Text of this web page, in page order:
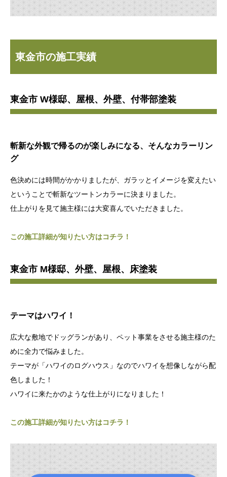
東金市の施工実績
東金市 W様邸、屋根、外壁、付帯部塗装
斬新な外観で帰るのが楽しみになる、そんなカラーリン
グ
色決めには時間がかかりましたが、ガラッとイメージを変えたい
ということで斬新なツートンカラーに決まりました。
仕上がりを見て施主様には大変喜んでいただきました。
この施工詳細が知りたい方はコチラ！
東金市 M様邸、外壁、屋根、床塗装
テーマはハワイ！
広大な敷地でドッグランがあり、ペット事業をさせる施主様のた
めに全力で悩みました。
テーマが「ハワイのログハウス」なのでハワイを想像しながら配
色しました！
ハワイに来たかのような仕上がりになりました！
この施工詳細が知りたい方はコチラ！